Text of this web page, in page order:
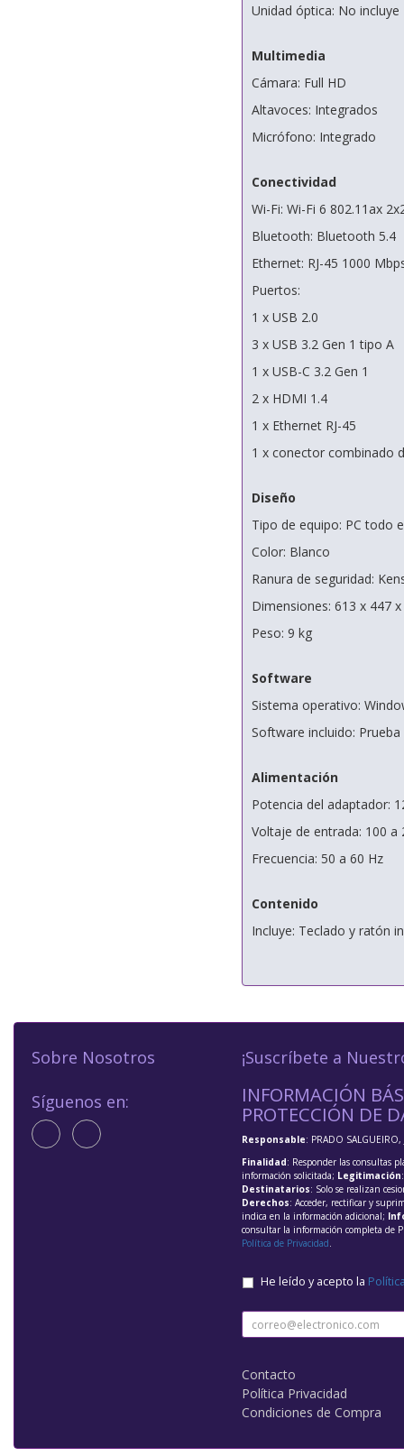
Unidad óptica: No incluye
Multimedia
Cámara: Full HD
Altavoces: Integrados
Micrófono: Integrado
Conectividad
Wi-Fi: Wi-Fi 6 802.11ax
Bluetooth: Bluetooth 5.4
Ethernet: RJ-45 1000
Puertos:
1 x USB 2.0
3 x USB 3.2 Gen 1 tipo A
1 x USB-C 3.2 Gen 1
2 x HDMI 1.4
1 x Ethernet RJ-45
1 x conector combinado
Diseño
Tipo de equipo: PC todo
Color: Blanco
Ranura de seguridad:
Dimensiones: 613 x 447
Peso: 9 kg
Software
Sistema operativo:
Software incluido:
Alimentación
Potencia del adaptador:
Voltaje de entrada: 100 a
Frecuencia: 50 a 60 Hz
Contenido
Incluye: Teclado y ratón
Sobre Nosotros
Síguenos en:
¡Suscríbete a
INFORMACIÓN
PROTECCIÓN DE
Responsable: PRADO SALGUEIRO,
Finalidad: Responder las consultas
información solicitada; Legitimación
Destinatarios: Solo se realizan
Derechos: Acceder, rectificar y
indica en la información adicional;
consultar la información completa de
Política de Privacidad.
He leído y acepto la
Contacto
Política Privacidad
Condiciones de Compra